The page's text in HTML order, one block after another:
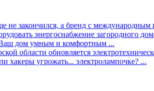
не закончился, а бренд с
энергоснабжение загородного
дом умным и комфортным ...
области обновляется
хакеры угрожать... электролампочке? ...